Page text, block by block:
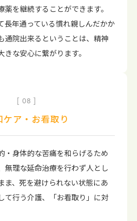
薬を継続することができます。
長年通っている慣れ親しんだかか
通院出来るということは、精神
な安心に繋がります。
08
ケア・お看取り
・身体的な苦痛を和らげるため
無理な延命治療を行わず人とし
ま、死を避けられない状態にあ
て行う介護、「お看取り」に対